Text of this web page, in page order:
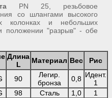
PN 25, резьбовое
со шлангами высокого
колонках и небольших
положении "разрыв" - обе
Длина
L
Материал Вес Рис
90
Легир.
бронза
0,8 Идент.
1
98 Сталь 1,0
1